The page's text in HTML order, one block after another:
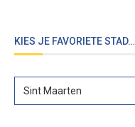
KIES JE FAVORIETE STAD…